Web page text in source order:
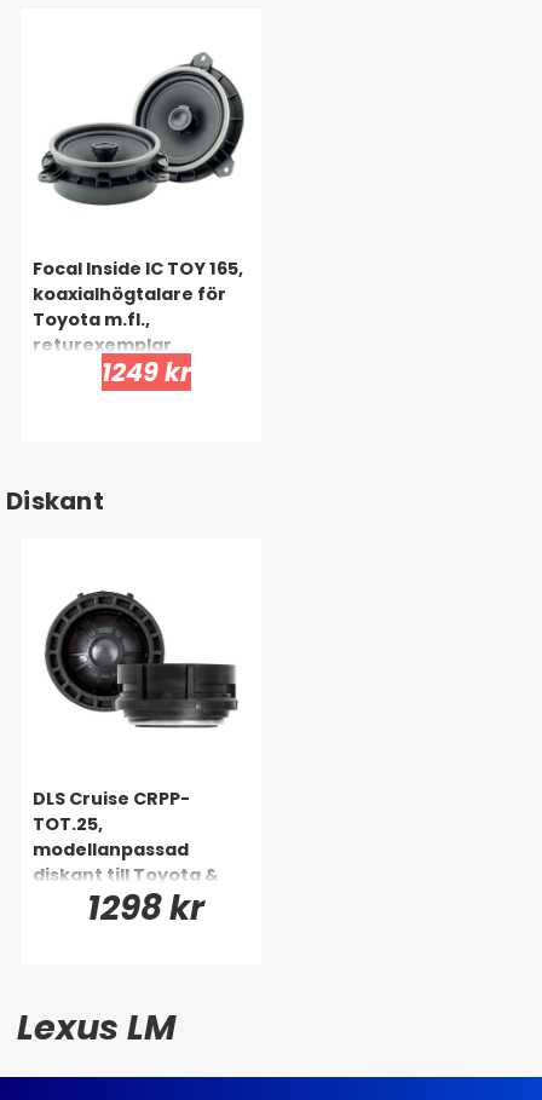
Focal Inside IC TOY 165,
koaxialhögtalare för
Toyota m.fl.,
returexemplar
1249 kr
Diskant
DLS Cruise CRPP-
TOT.25,
modellanpassad
diskant till Toyota &
Lexus m.fl1298 kr
Lexus LM